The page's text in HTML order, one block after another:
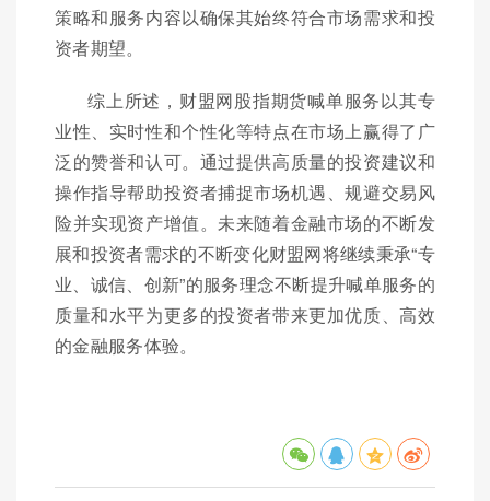
策略和服务内容以确保其始终符合市场需求和投
资者期望。
综上所述，财盟网股指期货喊单服务以其专
业性、实时性和个性化等特点在市场上赢得了广
泛的赞誉和认可。通过提供高质量的投资建议和
操作指导帮助投资者捕捉市场机遇、规避交易风
险并实现资产增值。未来随着金融市场的不断发
展和投资者需求的不断变化财盟网将继续秉承“专
业、诚信、创新”的服务理念不断提升喊单服务的
质量和水平为更多的投资者带来更加优质、高效
的金融服务体验。